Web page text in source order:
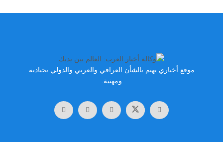
موقع أخباري يهتم بالشأن العراقي والعربي والدولي بحيادية
ومهنية.